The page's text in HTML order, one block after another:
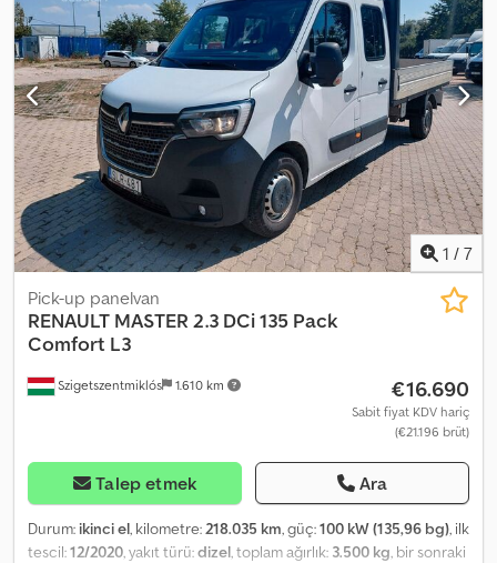
çelik santrifüj pompa - Ultrakust MAK 3002 - Numune alma probu -
Veri iletimi - CIP temizliği Crodpfxjxtuids Ankjf
1 / 7
Szigetszentmiklós 1.610 km
Pick-up panelvan
RENAULT MASTER 2.3 DCi 135 Pack
Comfort L3
€16.690
Sabit fiyat KDV hariç
(€21.196 brüt)
Talep etmek Ara
Durum: ikinci el, kilometre:218.035 km, güç:100 kW (135,96 bg), ilk
tescil:12/2020, yakıt türü:dizel, toplam ağırlık: 3.500 kg, bir sonraki